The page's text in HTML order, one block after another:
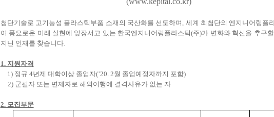
첨단기술로 고기능성 플라스틱부품 소재의 국산화를 선도하며 세계 최첨단의 엔지니어링플
여 풍요로운 미래 실현에 앞장서고 있는 한국엔지니어링플라스틱(주)가 변화와 혁신을 추구
지닌 인재를 찾습니다.
1. 지원자격
1) 정규 4년제 대학이상 졸업자(’20. 2월 졸업예정자까지 포함)
2) 군필자 또는 면제자로 해외여행에 결격사유가 없는 자
2. 모집부문